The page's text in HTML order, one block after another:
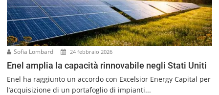
Sofia Lombardi 24 febbraio 2026
Enel amplia la capacità rinnovabile negli Stati Uniti
Enel ha raggiunto un accordo con Excelsior Energy Capital per
l’acquisizione di un portafoglio di impianti...